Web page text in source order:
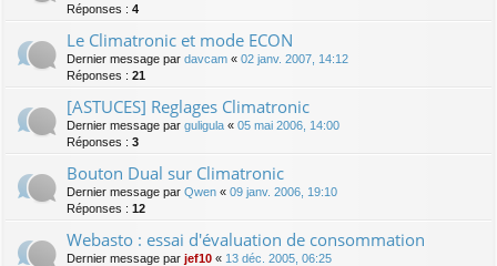
Réponses : 4
Le Climatronic et mode ECON
Dernier message par davcam « 02 janv. 2007, 14:12
Réponses : 21
[ASTUCES] Reglages Climatronic
Dernier message par guligula « 05 mai 2006, 14:00
Réponses : 3
Bouton Dual sur Climatronic
Dernier message par Qwen « 09 janv. 2006, 19:10
Réponses : 12
Webasto : essai d'évaluation de consommation
Dernier message par jef10 « 13 déc. 2005, 06:25